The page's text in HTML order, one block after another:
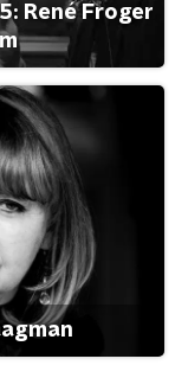
René Froger